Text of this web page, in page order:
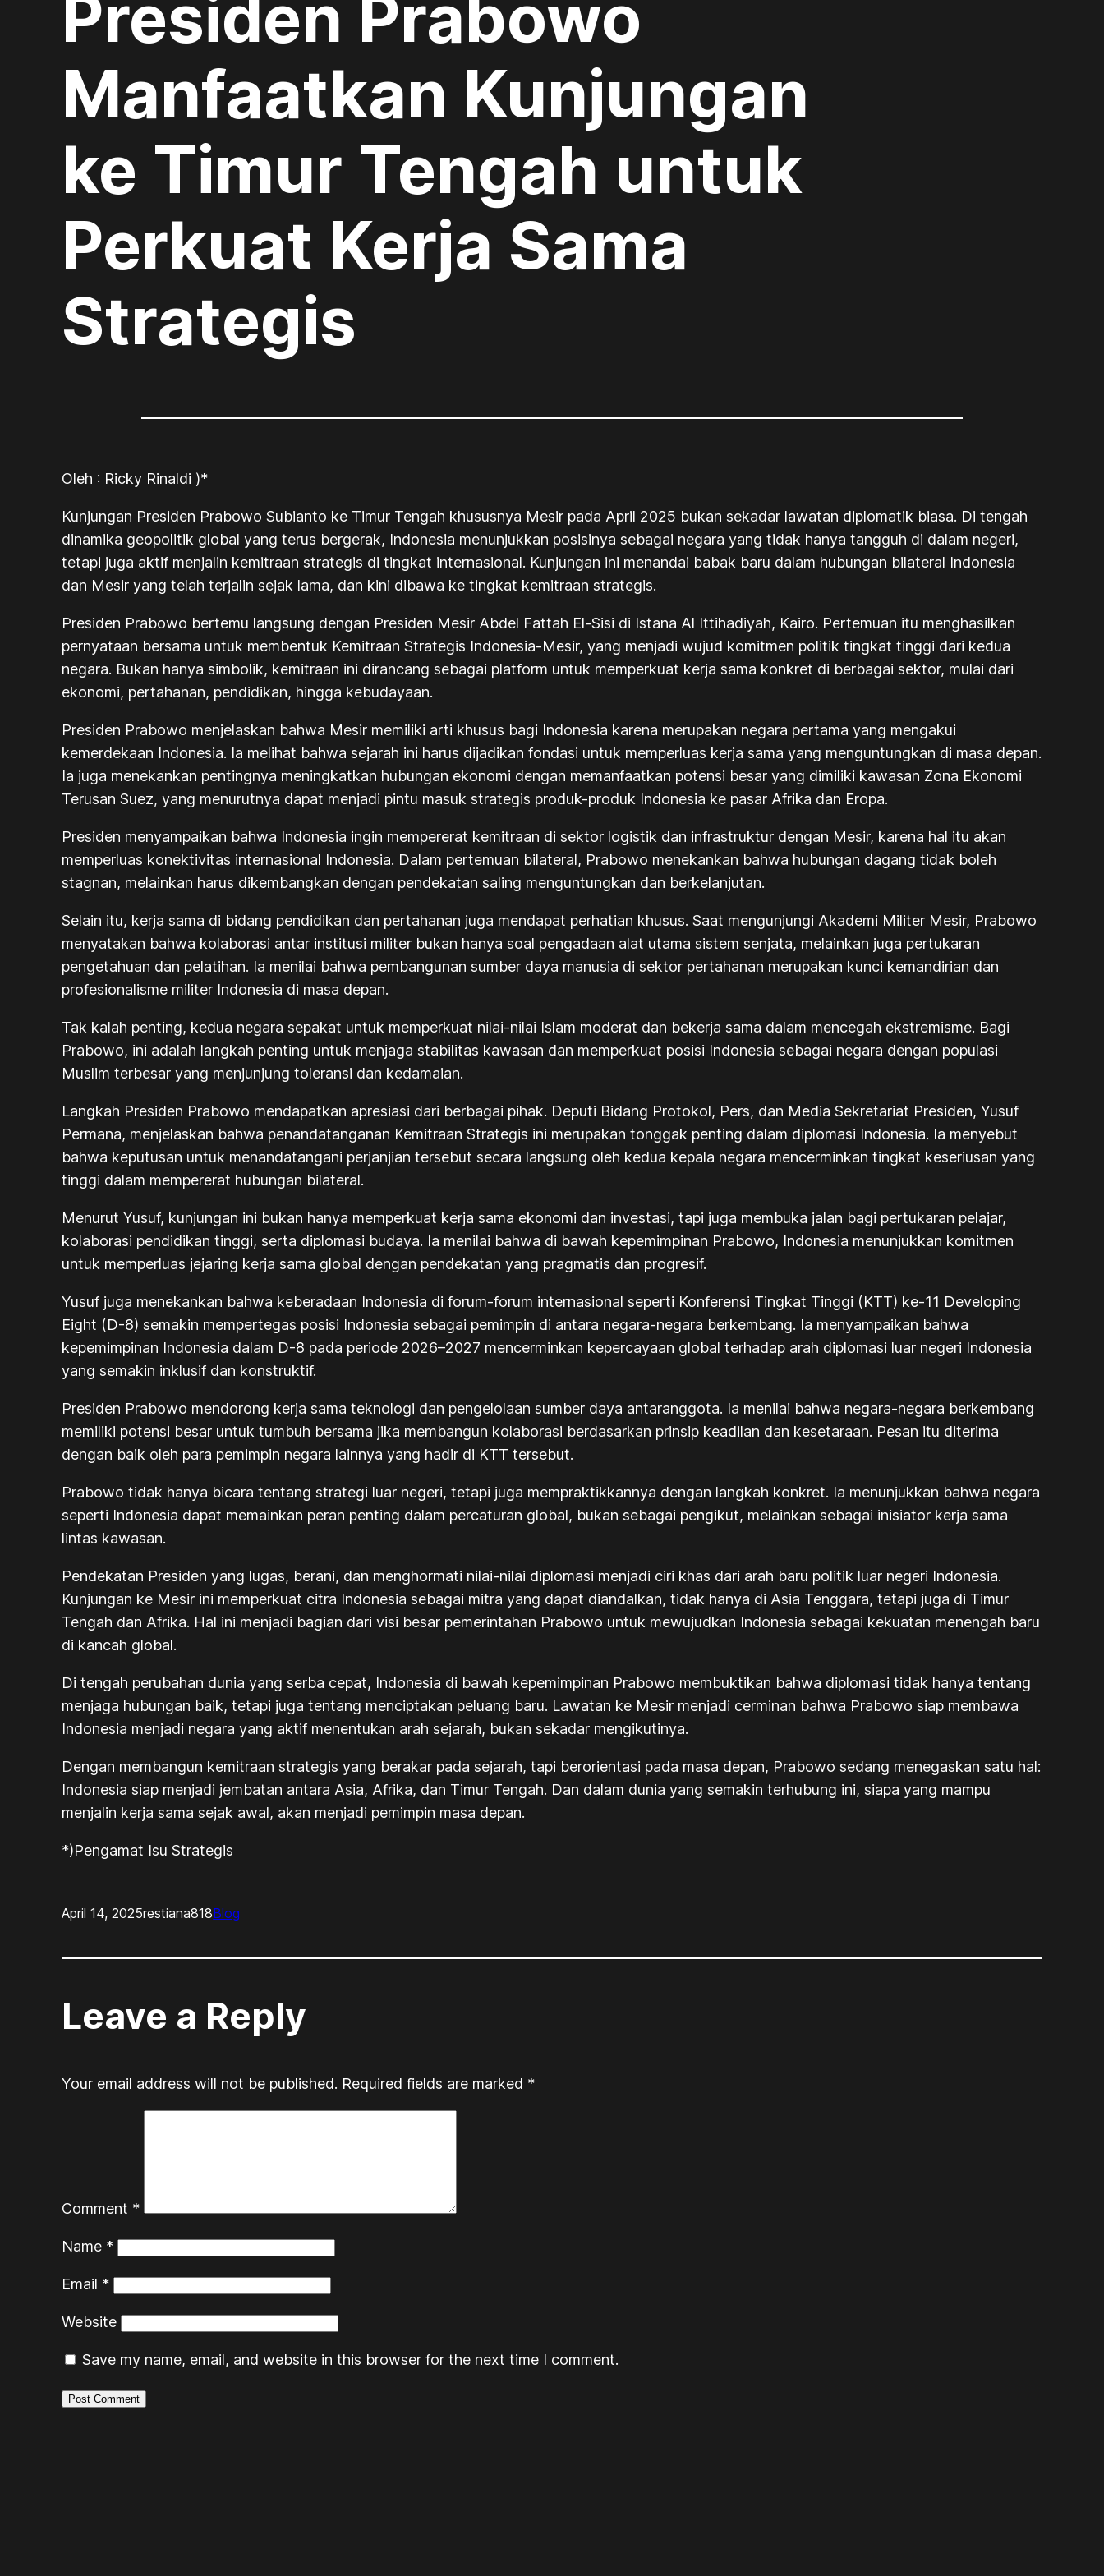
Presiden Prabowo
Manfaatkan Kunjungan
ke Timur Tengah untuk
Perkuat Kerja Sama
Strategis
Oleh : Ricky Rinaldi )*
Kunjungan Presiden Prabowo Subianto ke Timur Tengah khususnya Mesir pada April 2025 bukan sekadar lawatan diplomatik biasa. Di tengah
dinamika geopolitik global yang terus bergerak, Indonesia menunjukkan posisinya sebagai negara yang tidak hanya tangguh di dalam negeri,
tetapi juga aktif menjalin kemitraan strategis di tingkat internasional. Kunjungan ini menandai babak baru dalam hubungan bilateral Indonesia
dan Mesir yang telah terjalin sejak lama, dan kini dibawa ke tingkat kemitraan strategis.
Presiden Prabowo bertemu langsung dengan Presiden Mesir Abdel Fattah El-Sisi di Istana Al Ittihadiyah, Kairo. Pertemuan itu menghasilkan
pernyataan bersama untuk membentuk Kemitraan Strategis Indonesia-Mesir, yang menjadi wujud komitmen politik tingkat tinggi dari kedua
negara. Bukan hanya simbolik, kemitraan ini dirancang sebagai platform untuk memperkuat kerja sama konkret di berbagai sektor, mulai dari
ekonomi, pertahanan, pendidikan, hingga kebudayaan.
Presiden Prabowo menjelaskan bahwa Mesir memiliki arti khusus bagi Indonesia karena merupakan negara pertama yang mengakui
kemerdekaan Indonesia. Ia melihat bahwa sejarah ini harus dijadikan fondasi untuk memperluas kerja sama yang menguntungkan di masa depan.
Ia juga menekankan pentingnya meningkatkan hubungan ekonomi dengan memanfaatkan potensi besar yang dimiliki kawasan Zona Ekonomi
Terusan Suez, yang menurutnya dapat menjadi pintu masuk strategis produk-produk Indonesia ke pasar Afrika dan Eropa.
Presiden menyampaikan bahwa Indonesia ingin mempererat kemitraan di sektor logistik dan infrastruktur dengan Mesir, karena hal itu akan
memperluas konektivitas internasional Indonesia. Dalam pertemuan bilateral, Prabowo menekankan bahwa hubungan dagang tidak boleh
stagnan, melainkan harus dikembangkan dengan pendekatan saling menguntungkan dan berkelanjutan.
Selain itu, kerja sama di bidang pendidikan dan pertahanan juga mendapat perhatian khusus. Saat mengunjungi Akademi Militer Mesir, Prabowo
menyatakan bahwa kolaborasi antar institusi militer bukan hanya soal pengadaan alat utama sistem senjata, melainkan juga pertukaran
pengetahuan dan pelatihan. Ia menilai bahwa pembangunan sumber daya manusia di sektor pertahanan merupakan kunci kemandirian dan
profesionalisme militer Indonesia di masa depan.
Tak kalah penting, kedua negara sepakat untuk memperkuat nilai-nilai Islam moderat dan bekerja sama dalam mencegah ekstremisme. Bagi
Prabowo, ini adalah langkah penting untuk menjaga stabilitas kawasan dan memperkuat posisi Indonesia sebagai negara dengan populasi
Muslim terbesar yang menjunjung toleransi dan kedamaian.
Langkah Presiden Prabowo mendapatkan apresiasi dari berbagai pihak. Deputi Bidang Protokol, Pers, dan Media Sekretariat Presiden, Yusuf
Permana, menjelaskan bahwa penandatanganan Kemitraan Strategis ini merupakan tonggak penting dalam diplomasi Indonesia. Ia menyebut
bahwa keputusan untuk menandatangani perjanjian tersebut secara langsung oleh kedua kepala negara mencerminkan tingkat keseriusan yang
tinggi dalam mempererat hubungan bilateral.
Menurut Yusuf, kunjungan ini bukan hanya memperkuat kerja sama ekonomi dan investasi, tapi juga membuka jalan bagi pertukaran pelajar,
kolaborasi pendidikan tinggi, serta diplomasi budaya. Ia menilai bahwa di bawah kepemimpinan Prabowo, Indonesia menunjukkan komitmen
untuk memperluas jejaring kerja sama global dengan pendekatan yang pragmatis dan progresif.
Yusuf juga menekankan bahwa keberadaan Indonesia di forum-forum internasional seperti Konferensi Tingkat Tinggi (KTT) ke-11 Developing
Eight (D-8) semakin mempertegas posisi Indonesia sebagai pemimpin di antara negara-negara berkembang. Ia menyampaikan bahwa
kepemimpinan Indonesia dalam D-8 pada periode 2026–2027 mencerminkan kepercayaan global terhadap arah diplomasi luar negeri Indonesia
yang semakin inklusif dan konstruktif.
Presiden Prabowo mendorong kerja sama teknologi dan pengelolaan sumber daya antaranggota. Ia menilai bahwa negara-negara berkembang
memiliki potensi besar untuk tumbuh bersama jika membangun kolaborasi berdasarkan prinsip keadilan dan kesetaraan. Pesan itu diterima
dengan baik oleh para pemimpin negara lainnya yang hadir di KTT tersebut.
Prabowo tidak hanya bicara tentang strategi luar negeri, tetapi juga mempraktikkannya dengan langkah konkret. Ia menunjukkan bahwa negara
seperti Indonesia dapat memainkan peran penting dalam percaturan global, bukan sebagai pengikut, melainkan sebagai inisiator kerja sama
lintas kawasan.
Pendekatan Presiden yang lugas, berani, dan menghormati nilai-nilai diplomasi menjadi ciri khas dari arah baru politik luar negeri Indonesia.
Kunjungan ke Mesir ini memperkuat citra Indonesia sebagai mitra yang dapat diandalkan, tidak hanya di Asia Tenggara, tetapi juga di Timur
Tengah dan Afrika. Hal ini menjadi bagian dari visi besar pemerintahan Prabowo untuk mewujudkan Indonesia sebagai kekuatan menengah baru
di kancah global.
Di tengah perubahan dunia yang serba cepat, Indonesia di bawah kepemimpinan Prabowo membuktikan bahwa diplomasi tidak hanya tentang
menjaga hubungan baik, tetapi juga tentang menciptakan peluang baru. Lawatan ke Mesir menjadi cerminan bahwa Prabowo siap membawa
Indonesia menjadi negara yang aktif menentukan arah sejarah, bukan sekadar mengikutinya.
Dengan membangun kemitraan strategis yang berakar pada sejarah, tapi berorientasi pada masa depan, Prabowo sedang menegaskan satu hal:
Indonesia siap menjadi jembatan antara Asia, Afrika, dan Timur Tengah. Dan dalam dunia yang semakin terhubung ini, siapa yang mampu
menjalin kerja sama sejak awal, akan menjadi pemimpin masa depan.
*)Pengamat Isu Strategis
April 14, 2025restiana818Blog
Leave a Reply
Your email address will not be published. Required fields are marked *
Comment *
Name *
Email *
Website
Save my name, email, and website in this browser for the next time I comment.